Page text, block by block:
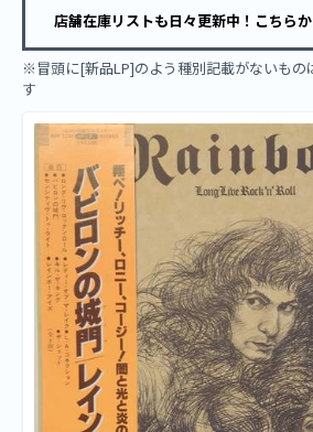
店舗在庫リストも日々更新中！こちら
※冒頭に[新品LP]のよう種別記載がないもの
す